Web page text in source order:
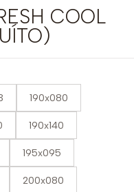
COOL
190x080
190x140
195x095
200x080